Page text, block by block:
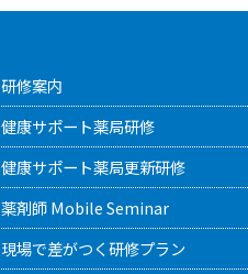
研修案内
健康サポート薬局研修
健康サポート薬局更新研修
薬剤師 Mobile Seminar
現場で差がつく研修プラン